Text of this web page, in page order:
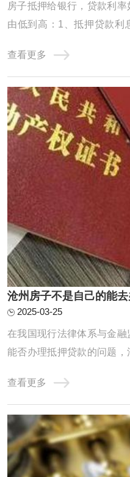
房子抵押给银行，贷款利
由低到高：1、抵押贷款利
2.95%，100万月还款
化3%，最长10年，持股3
息合适。你的条件符合银行
查看更多
沧州房子不是自己的能
2025-03-25
在我国现行法律体系与金
能否办理抵押贷款的问题，
作实务、风险识别四个层面
一幅兼具专业性与实用性
属与抵押权的法律边界《民
查看更多